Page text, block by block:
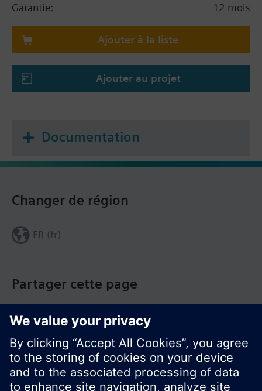
Garantie:
12 mois
Ajouter à la liste
Ajouter au projet
Documentation
Partager cette page
Changer de région
FR (fr)